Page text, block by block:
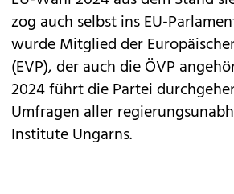
zog auch selbst ins EU-
wurde Mitglied der
(EVP), der auch die ÖVP
2024 führt die Partei
Umfragen aller
Institute Ungarns.